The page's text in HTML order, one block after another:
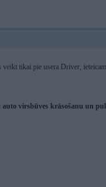
veikt tikai pie usera Driver,
virsbūves krāsošanu un